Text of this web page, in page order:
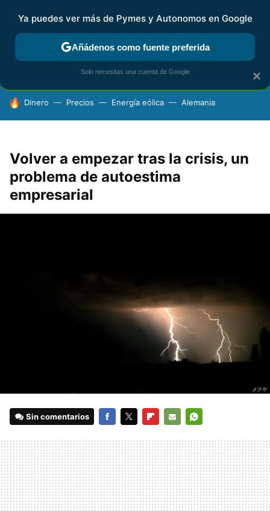
FISCALIDAD Y CONTABILIDAD KIT DIGITAL RENTA
HOY SE HABLA DE
Dinero Precios Energía eólica Alemania
Volver a empezar tras la crisis, un
problema de autoestima
empresarial
Sin comentarios
MAIL
×
Ya puedes ver más de Pymes y Autonomos en Google
Añádenos como fuente preferida
Solo necesitas una cuenta de Google